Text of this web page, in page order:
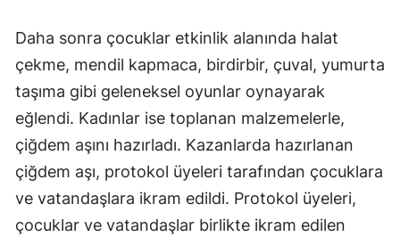
Tokat
Trabzon
Tunceli
Şanlıurfa
Uşak
Van
Daha sonra çocuklar etkinlik alanında halat
çekme, mendil kapmaca, birdirbir, çuval, yumurta
taşıma gibi geleneksel oyunlar oynayarak
eğlendi. Kadınlar ise toplanan malzemelerle,
çiğdem aşını hazırladı. Kazanlarda hazırlanan
çiğdem aşı, protokol üyeleri tarafından çocuklara
ve vatandaşlara ikram edildi. Protokol üyeleri,
çocuklar ve vatandaşlar birlikte ikram edilen